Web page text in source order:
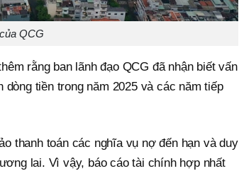
QCG
rằng ban lãnh đạo QCG đã nhận biết vấn
tiền trong năm 2025 và các năm tiếp
thanh toán các nghĩa vụ nợ đến hạn và duy
lai. Vì vậy, báo cáo tài chính hợp nhất